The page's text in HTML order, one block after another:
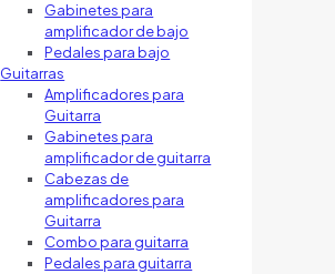
Gabinetes para
amplificador de bajo
Pedales para bajo
Guitarras
Amplificadores para
Guitarra
Gabinetes para
amplificador de guitarra
Cabezas de
amplificadores para
Guitarra
Combo para guitarra
Pedales para guitarra